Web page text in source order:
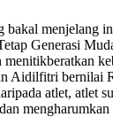
bakal menjelang
Generasi
menitikberatkan
Aidilfitri bernilai
atlet, atlet